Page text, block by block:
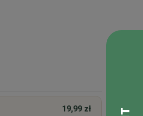
19,99 zł